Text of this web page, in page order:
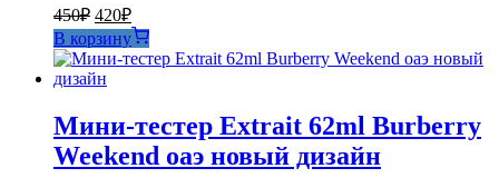
450₽ Первоначальная
цена
составляла
450₽.
420₽Текущая
цена:
420₽.
В корзину
Мини-тестер Extrait 62ml Burberry
Weekend оаэ новый дизайн